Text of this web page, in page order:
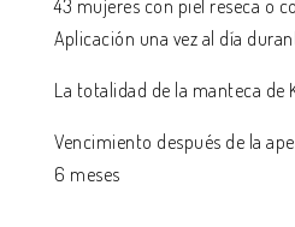
43 mujeres con piel reseca o
Aplicación una vez al día
La totalidad de la manteca de
Vencimiento después de la
6 meses